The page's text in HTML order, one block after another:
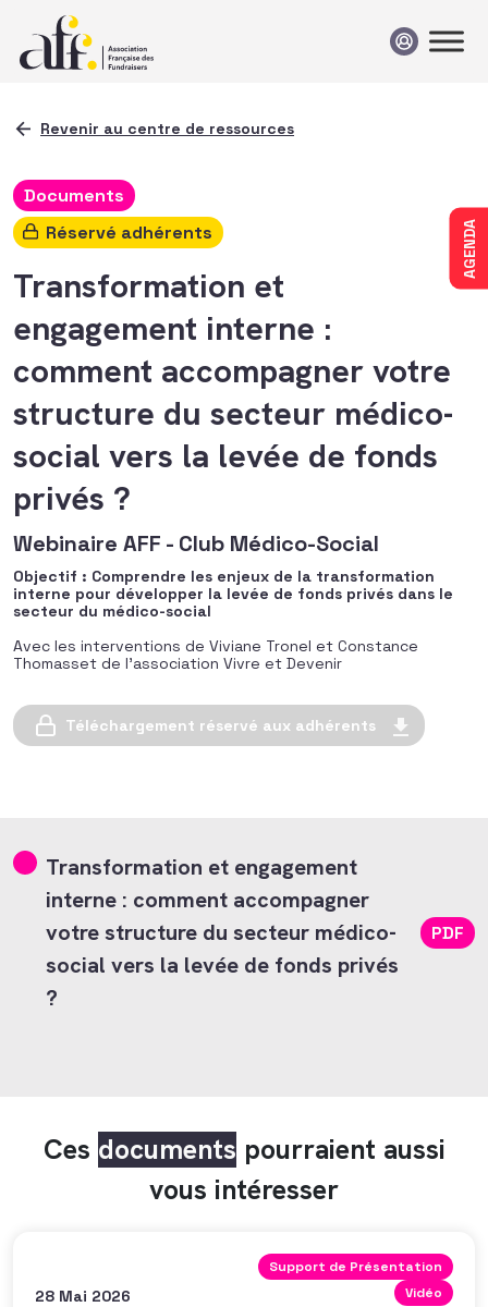
AGENDA
Revenir au centre de ressources
Documents
Réservé adhérents
Transformation et
engagement interne :
comment accompagner votre
structure du secteur médico-
social vers la levée de fonds
privés ?
Webinaire AFF - Club Médico-Social
Objectif : Comprendre les enjeux de la transformation
interne pour développer la levée de fonds privés dans le
secteur du médico-social
Avec les interventions de Viviane Tronel et Constance
Thomasset de l’association Vivre et Devenir
Téléchargement réservé aux adhérents
Transformation et engagement
interne : comment accompagner
votre structure du secteur médico-
social vers la levée de fonds privés
?
PDF
Ces documents pourraient aussi
vous intéresser
28 Mai 2026
Support de Présentation
Vidéo